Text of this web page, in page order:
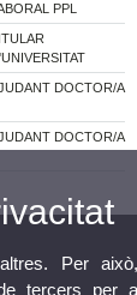
PPL
DOCTOR/A
DOCTOR/A
Per
tercers per